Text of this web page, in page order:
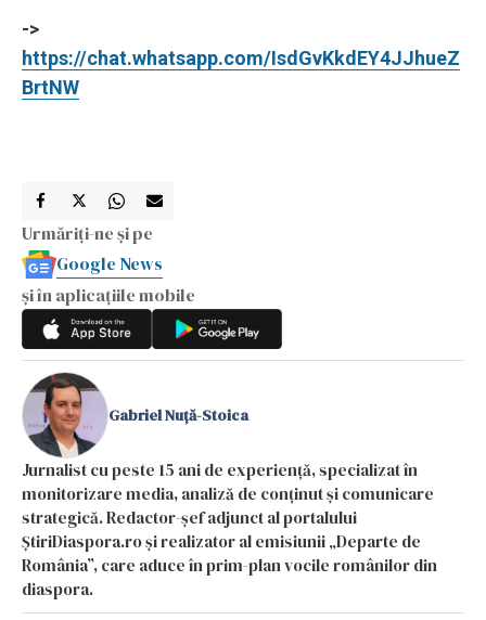
->
https://chat.whatsapp.com/IsdGvKkdEY4JJhueZ
BrtNW
Urmăriți-ne și pe
Google News
și în aplicațiile mobile
Gabriel Nuță-Stoica
Jurnalist cu peste 15 ani de experiență, specializat în
monitorizare media, analiză de conținut și comunicare
strategică. Redactor-șef adjunct al portalului
ȘtiriDiaspora.ro și realizator al emisiunii „Departe de
România”, care aduce în prim-plan vocile românilor din
diaspora.